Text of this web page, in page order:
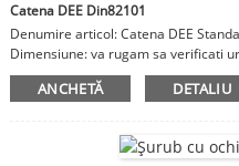
Catena DEE Din82101
Denumire articol: Catena DEE
Dimensiune: va rugam sa verificati
otel carbon
ANCHETĂ DETALIU